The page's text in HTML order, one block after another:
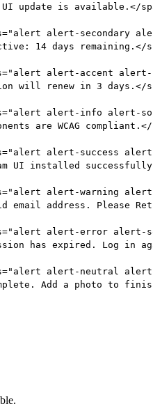
UI update is available. </
="alert alert-secondary
14 days remaining. </
="alert alert-accent
will renew in 3 days.</
="alert alert-info alert-
are WCAG compliant. </
="alert alert-success
UI installed
="alert alert-warning
email address. Please
="alert alert-error alert-
has expired. Log in
="alert alert-neutral
Add a photo to